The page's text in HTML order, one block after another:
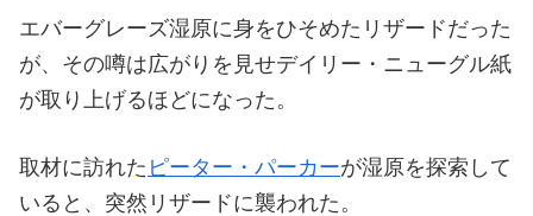
エバーグレーズ湿原に身をひそめたリザードだった
が、その噂は広がりを見せデイリー・ニューグル紙
が取り上げるほどになった。
取材に訪れた ピーター・パーカーが湿原を探索して
いると、突然リザードに襲われた。